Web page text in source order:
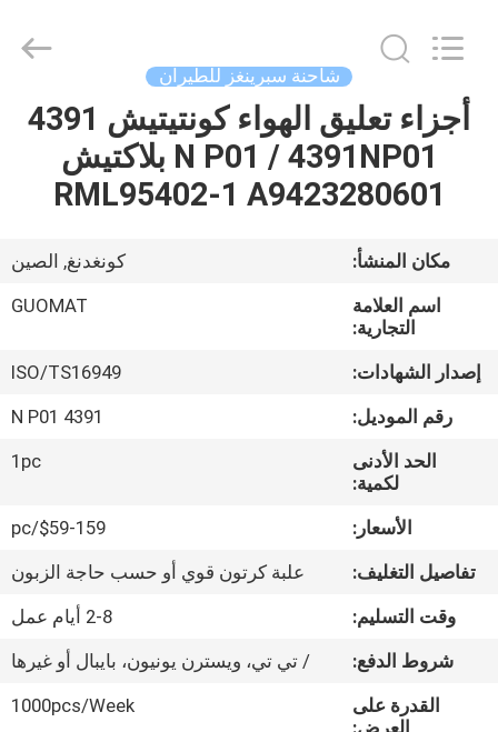
الصفحة
الرئيسية
معلومات
جولة
مراقبة
الجودة
اتصل
Rights
Reserved.
شاحنة سبرينغز للطيران
أجزاء تعليق الهواء كونتيتيش 4391
N P01 / 4391NP01 بلاكتيش
RML95402-1 A9423280601
مكان المنشأ:
كونغدنغ, الصين
اسم العلامة
التجارية:
GUOMAT
إصدار الشهادات:
ISO/TS16949
رقم الموديل:
4391 N P01
الحد الأدنى
لكمية:
1pc
الأسعار:
$59-159/pc
تفاصيل التغليف:
علبة كرتون قوي أو حسب حاجة الزبون
وقت التسليم:
2-8 أيام عمل
شروط الدفع:
/ تي تي، ويسترن يونيون، بايبال أو غيرها
القدرة على
1000pcs/Week